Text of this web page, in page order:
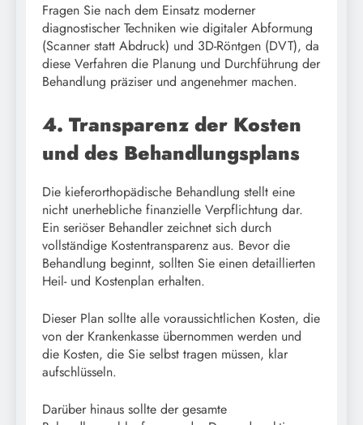
Fragen Sie nach dem Einsatz moderner
diagnostischer Techniken wie digitaler Abformung
(Scanner statt Abdruck) und 3D-Röntgen (DVT), da
diese Verfahren die Planung und Durchführung der
Behandlung präziser und angenehmer machen.
4. Transparenz der Kosten
und des Behandlungsplans
Die kieferorthopädische Behandlung stellt eine
nicht unerhebliche finanzielle Verpflichtung dar.
Ein seriöser Behandler zeichnet sich durch
vollständige Kostentransparenz aus. Bevor die
Behandlung beginnt, sollten Sie einen detaillierten
Heil- und Kostenplan erhalten.
Dieser Plan sollte alle voraussichtlichen Kosten, die
von der Krankenkasse übernommen werden und
die Kosten, die Sie selbst tragen müssen, klar
aufschlüsseln.
Darüber hinaus sollte der gesamte